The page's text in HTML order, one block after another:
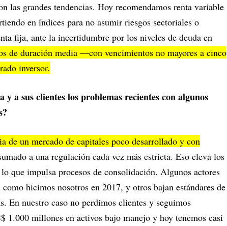
las grandes tendencias. Hoy recomendamos renta variable
en índices para no asumir riesgos sectoriales o
fija, ante la incertidumbre por los niveles de deuda en
de duración media —con vencimientos no mayores a cinco
inversor.
a sus clientes los problemas recientes con algunos
de un mercado de capitales poco desarrollado y con
a una regulación cada vez más estricta. Eso eleva los
que impulsa procesos de consolidación. Algunos actores
hicimos nosotros en 2017, y otros bajan estándares de
En nuestro caso no perdimos clientes y seguimos
1.000 millones en activos bajo manejo y hoy tenemos casi